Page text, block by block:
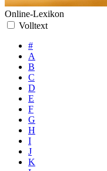
Online-Lexikon
Volltext
#
A
B
C
D
E
F
G
H
I
J
K